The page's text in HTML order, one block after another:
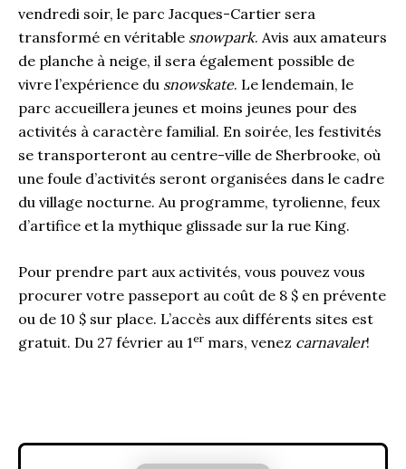
vendredi soir, le parc Jacques-Cartier sera
transformé en véritable snowpark. Avis aux amateurs
de planche à neige, il sera également possible de
vivre l’expérience du snowskate. Le lendemain, le
parc accueillera jeunes et moins jeunes pour des
activités à caractère familial. En soirée, les festivités
se transporteront au centre-ville de Sherbrooke, où
une foule d’activités seront organisées dans le cadre
du village nocturne. Au programme, tyrolienne, feux
d’artifice et la mythique glissade sur la rue King.
Pour prendre part aux activités, vous pouvez vous
procurer votre passeport au coût de 8 $ en prévente
ou de 10 $ sur place. L’accès aux différents sites est
gratuit. Du 27 février au 1er mars, venez carnavaler!